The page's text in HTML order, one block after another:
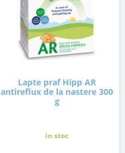
Lapte praf Hipp AR
antireflux de la nastere 300
g
in stoc